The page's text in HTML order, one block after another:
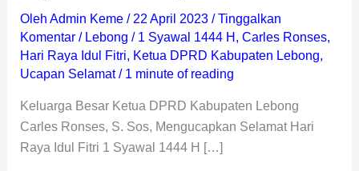
Oleh Admin Keme / 22 April 2023 /Tinggalkan
Komentar / Lebong / 1 Syawal 1444 H , Carles Ronses,
Hari Raya Idul Fitri, Ketua DPRD Kabupaten Lebong,
Ucapan Selamat/ 1 minute of reading
Keluarga Besar Ketua DPRD Kabupaten Lebong
Carles Ronses, S. Sos, Mengucapkan Selamat Hari
Raya Idul Fitri 1 Syawal 1444 H […]
Syawal
1444
H